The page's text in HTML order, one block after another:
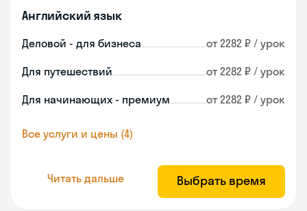
Английский язык
Деловой - для бизнеса от 2282 ₽ / урок
Для путешествий от 2282 ₽ / урок
Для начинающих - премиум от 2282 ₽ / урок
Все услуги и цены (4)
Читать дальше Выбрать время